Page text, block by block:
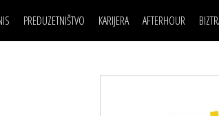
PREDUZETNIŠTVO KARIJERA AFTERHOUR
BIZNIS SCENA
BREND I KOMUNIKACIJE
POSAO
MOJ UGAO
FILM I SCENA
AUTO SVET